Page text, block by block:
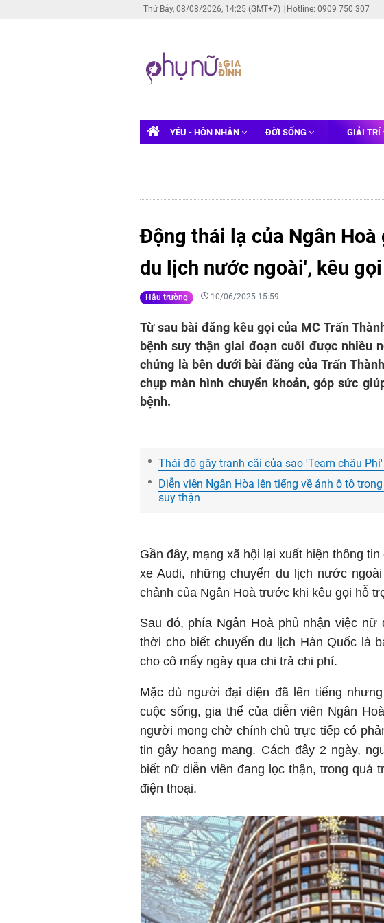
Thứ Bảy, 08/08/2026, 14:25 (GMT+7) Hotline: 0909 750 307
YÊU - HÔN NHÂN ĐỜI SỐNG GIẢI TRÍ
Động thái lạ của Ngân Hoà
du lịch nước ngoài', kêu
Hậu trường 10/06/2025 15:59
Từ sau bài đăng kêu gọi của MC Trấn
bệnh suy thận giai đoạn cuối được nhiều
chứng là bên dưới bài đăng của Trấn
chụp màn hình chuyển khoản, góp sức
bệnh.
Thái độ gây tranh cãi của sao 'Team châu
Diễn viên Ngân Hòa lên tiếng về ảnh ô tô
suy thận
Gần đây, mạng xã hội lại xuất hiện thông
xe Audi, những chuyến du lịch nước
chảnh của Ngân Hoà trước khi kêu gọi hỗ
Sau đó, phía Ngân Hoà phủ nhận việc
thời cho biết chuyến du lịch Hàn Quốc là
cho cô mấy ngày qua chi trả chi phí.
Mặc dù người đại diện đã lên tiếng
cuộc sống, gia thế của diễn viên Ngân
người mong chờ chính chủ trực tiếp có
tin gây hoang mang. Cách đây 2 ngày,
biết nữ diễn viên đang lọc thận, trong quá
điện thoại.